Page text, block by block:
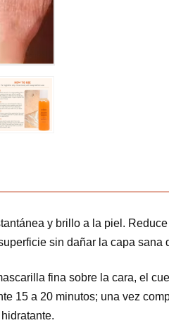
y brillo a la piel.
sin dañar la capa sana
fina sobre la cara, el
15 a 20 minutos; una vez